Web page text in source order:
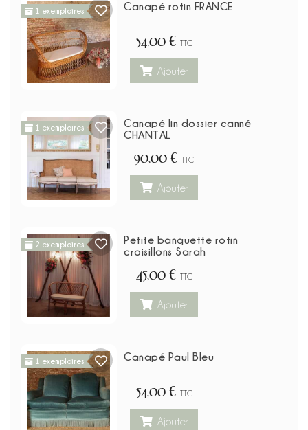
1 exemplaires Canapé rotin FRANCE
54,00 € TTC
Ajouter
1 exemplaires
Canapé lin dossier canné
CHANTAL
90,00 € TTC
Ajouter
2 exemplaires
Petite banquette rotin
croisillons Sarah
45,00 € TTC
Ajouter
1 exemplaires Canapé Paul Bleu
54,00 € TTC
Ajouter